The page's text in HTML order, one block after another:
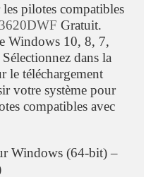
pilotes compatibles
Gratuit.
Windows 10, 8, 7,
dans la
le téléchargement
votre système pour
compatibles avec
Windows (64-bit) –